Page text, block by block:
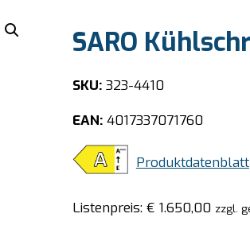
SARO
SKU:323-4410
EAN:4017337071760
Produktdatenblatt
Listenpreis: €1.650,00 zzgl.